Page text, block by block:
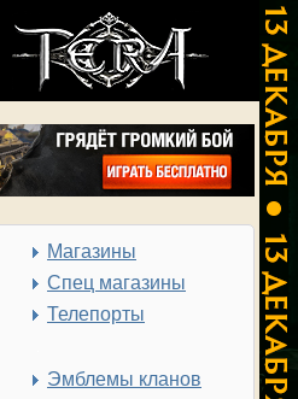
Магазины
Спец магазины
Телепорты
Эмблемы кланов